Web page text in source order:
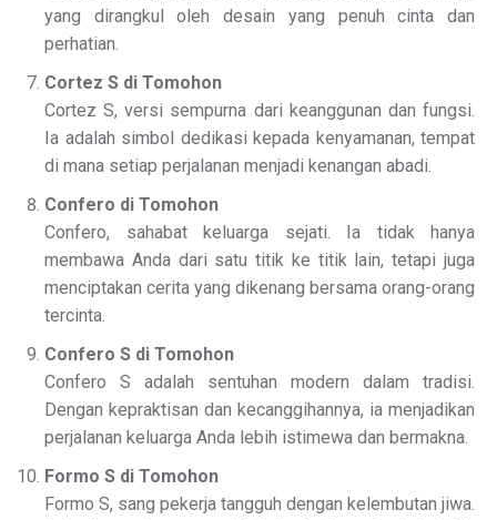
yang dirangkul oleh desain yang penuh cinta dan
perhatian.
Cortez S di Tomohon
Cortez S, versi sempurna dari keanggunan dan fungsi.
Ia adalah simbol dedikasi kepada kenyamanan, tempat
di mana setiap perjalanan menjadi kenangan abadi.
Confero di Tomohon
Confero, sahabat keluarga sejati. Ia tidak hanya
membawa Anda dari satu titik ke titik lain, tetapi juga
menciptakan cerita yang dikenang bersama orang-orang
tercinta.
Confero S di Tomohon
Confero S adalah sentuhan modern dalam tradisi.
Dengan kepraktisan dan kecanggihannya, ia menjadikan
perjalanan keluarga Anda lebih istimewa dan bermakna.
Formo S di Tomohon
Formo S, sang pekerja tangguh dengan kelembutan jiwa.